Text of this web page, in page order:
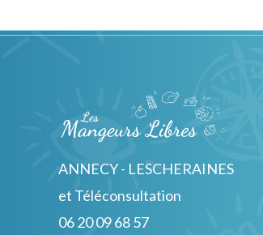
ANNECY - LESCHERAINES
et Téléconsultation
06 20 09 68 57